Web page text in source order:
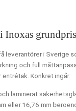
Inoxas
leverantörer i Sverige
och full
Konkret ingår:
laminerat
eller 16,76 mm